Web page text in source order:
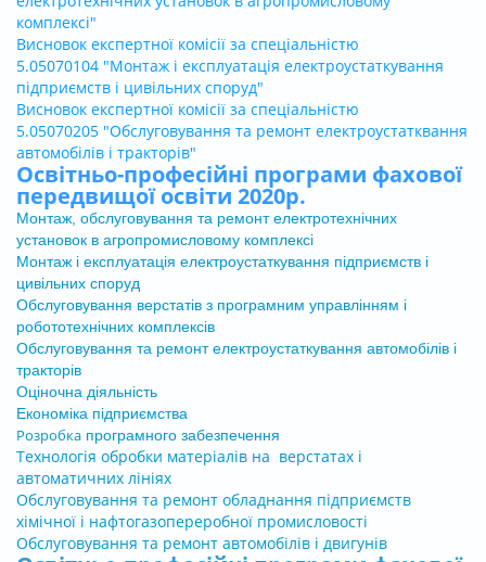
комплексі"
Висновок експертної комісії за спеціальністю
5.05070104 "Монтаж і експлуатація електроустаткування
підприємств і цивільних споруд"
Висновок експертної комісії за спеціальністю
5.05070205 "Обслуговування та ремонт електроустатквання
автомобілів і тракторів"
Освітньо-професійні програми фахової
передвищої освіти 2020р.
Монтаж, обслуговування та ремонт електротехнічних
установок в агропромисловому комплексі
Монтаж і експлуатація електроустаткування підприємств і
цивільних споруд
Обслуговування верстатів з програмним управлінням і
робототехнічних комплексів
Обслуговування та ремонт електроустаткування автомобілів і
тракторів
Оціночна діяльність
Економіка підприємства
Розробка програмного забезпечення
Технологія обробки матеріалів на верстатах і
автоматичних лініях
Обслуговування та ремонт обладнання підприємств
хімічної і нафтогазопереробної промисловості
Обслуговування та ремонт автомобілів і двигунів